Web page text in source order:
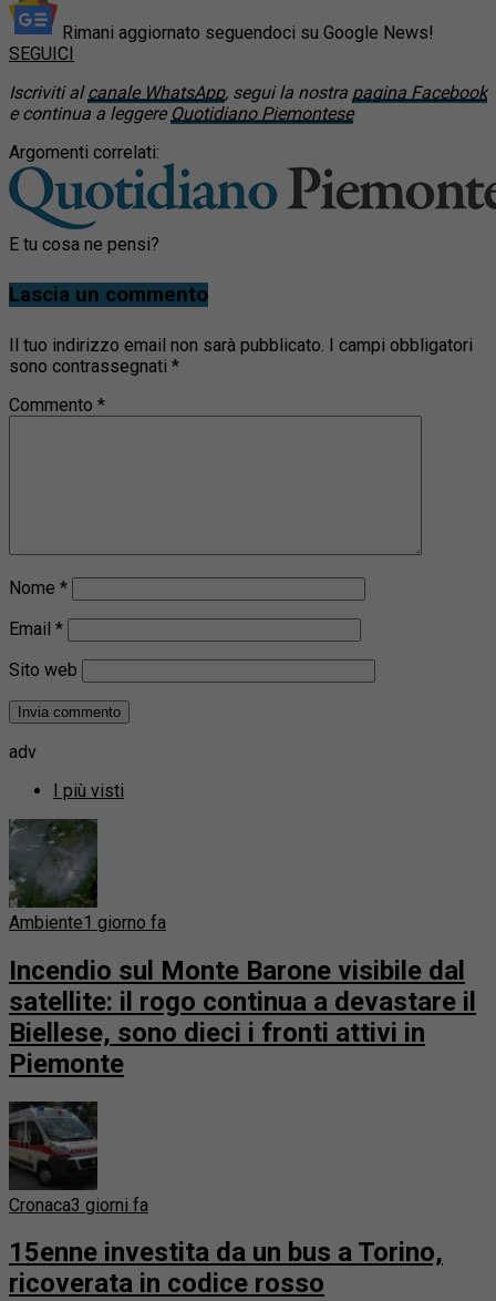
Rimani aggiornato seguendoci su Google News!
SEGUICI
Iscriviti alcanale WhatsApp, segui la nostra pagina Facebook
e continua a leggere Quotidiano Piemontese
Argomenti correlati:
E tu cosa ne pensi?
Lascia un commento
Il tuo indirizzo email non sarà pubblicato. I campi obbligatori
sono contrassegnati *
Commento *
Nome *
Email *
Sito web
adv
I più visti
Ambiente1 giorno fa
Incendio sul Monte Barone visibile dal
satellite: il rogo continua a devastare il
Biellese, sono dieci i fronti attivi in
Piemonte
Cronaca3 giorni fa
15enne investita da un bus a Torino,
ricoverata in codice rosso